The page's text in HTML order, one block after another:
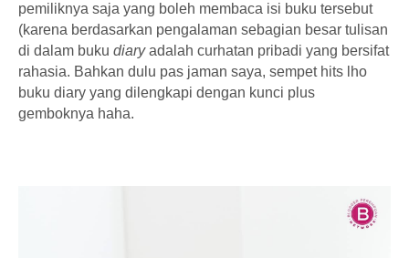
pemiliknya saja yang boleh membaca isi buku tersebut
(karena berdasarkan pengalaman sebagian besar tulisan
di dalam buku diaryadalah curhatan pribadi yang bersifat
rahasia. Bahkan dulu pas jaman saya, sempet hits lho
buku diary yang dilengkapi dengan kunci plus
gemboknya haha.